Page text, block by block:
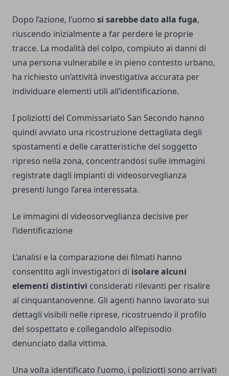
Dopo l’azione, l’uomo si sarebbe dato alla fuga,
riuscendo inizialmente a far perdere le proprie
tracce. La modalità del colpo, compiuto ai danni di
una persona vulnerabile e in pieno contesto urbano,
ha richiesto un’attività investigativa accurata per
individuare elementi utili all’identificazione.
I poliziotti del Commissariato San Secondo hanno
quindi avviato una ricostruzione dettagliata degli
spostamenti e delle caratteristiche del soggetto
ripreso nella zona, concentrandosi sulle immagini
registrate dagli impianti di videosorveglianza
presenti lungo l’area interessata.
Le immagini di videosorveglianza decisive per
l’identificazione
L’analisi e la comparazione dei filmati hanno
consentito agli investigatori di isolare alcuni
elementi distintivi considerati rilevanti per risalire
al cinquantanovenne. Gli agenti hanno lavorato sui
dettagli visibili nelle riprese, ricostruendo il profilo
del sospettato e collegandolo all’episodio
denunciato dalla vittima.
Una volta identificato l’uomo, i poliziotti sono arrivati